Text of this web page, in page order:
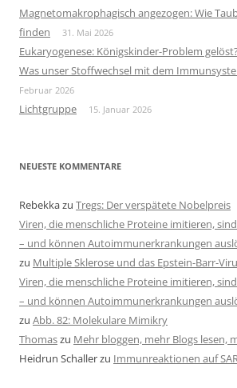
Magnetomakrophagisch angezogen: Wie
finden
31. Mai 2026
Eukaryogenese: Königskinder-Problem gelöst?
Was unser Stoffwechsel mit dem
Februar 2026
Lichtgruppe 15. Januar 2026
NEUESTE KOMMENTARE
Rebekkazu Tregs: Der verspätete Nobelpreis
Viren, die menschliche Proteine imitieren,
– und können Autoimmunerkrankungen
zu Multiple Sklerose und das Epstein-Barr-
Viren, die menschliche Proteine imitieren,
– und können Autoimmunerkrankungen
zu Abb. 82: Molekulare Mimikry
Thomaszu Mehr bloggen, mehr Blogs lesen,
Heidrun Schallerzu Immunreaktionen auf